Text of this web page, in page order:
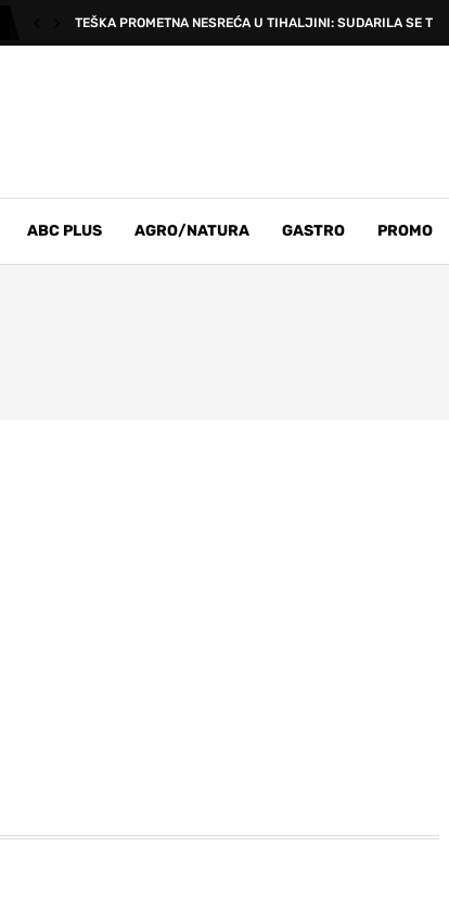
TEŠKA PROMETNA NESREĆA U TIHALJINI: SUDARILA SE TRI...
ABC PLUS AGRO/NATURA GASTRO PROMO